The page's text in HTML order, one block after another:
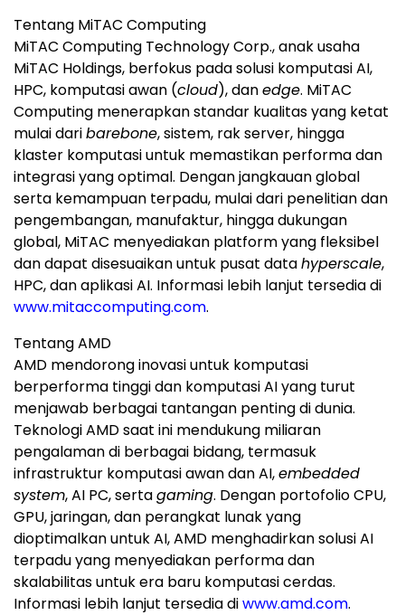
Tentang MiTAC Computing
MiTAC Computing Technology Corp., anak usaha
MiTAC Holdings, berfokus pada solusi komputasi AI,
HPC, komputasi awan (cloud), danedge. MiTAC
Computing menerapkan standar kualitas yang ketat
mulai daribarebone, sistem, rak server, hingga
klaster komputasi untuk memastikan performa dan
integrasi yang optimal. Dengan jangkauan global
serta kemampuan terpadu, mulai dari penelitian dan
pengembangan, manufaktur, hingga dukungan
global, MiTAC menyediakan platform yang fleksibel
dan dapat disesuaikan untuk pusat datahyperscale,
HPC, dan aplikasi AI. Informasi lebih lanjut tersedia di
www.mitaccomputing.com.
Tentang AMD
AMD mendorong inovasi untuk komputasi
berperforma tinggi dan komputasi AI yang turut
menjawab berbagai tantangan penting di dunia.
Teknologi AMD saat ini mendukung miliaran
pengalaman di berbagai bidang, termasuk
infrastruktur komputasi awan dan AI,embedded
system, AI PC, sertagaming. Dengan portofolio CPU,
GPU, jaringan, dan perangkat lunak yang
dioptimalkan untuk AI, AMD menghadirkan solusi AI
terpadu yang menyediakan performa dan
skalabilitas untuk era baru komputasi cerdas.
Informasi lebih lanjut tersedia diwww.amd.com.